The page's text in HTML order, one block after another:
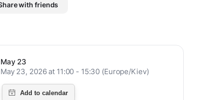
with friends
May 23
May 23, 2026 at 11:00 - 15:30 (Europe/Kiev)